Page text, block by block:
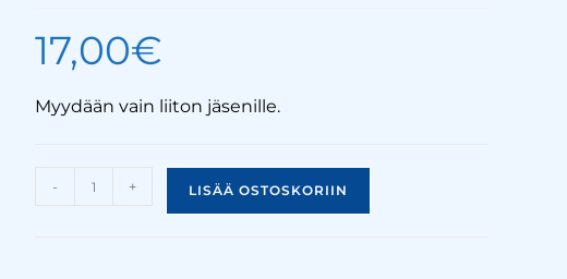
17,00€
Myydään vain liiton jäsenille.
- + LISÄÄ OSTOSKORIIN